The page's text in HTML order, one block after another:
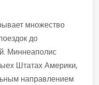
множество
до
Миннеаполис
Штатах Америки,
направлением